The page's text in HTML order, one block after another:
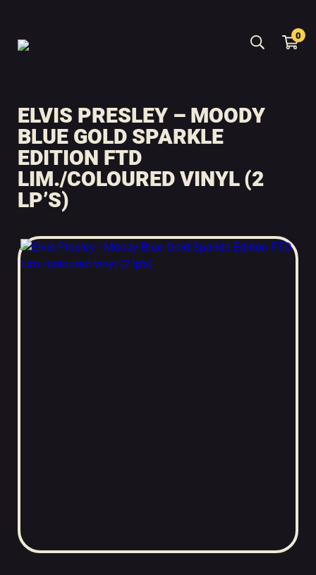
0
ELVIS PRESLEY – MOODY
BLUE GOLD SPARKLE
EDITION FTD
LIM./COLOURED VINYL (2
LP’S)